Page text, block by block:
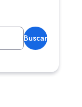
Buscar